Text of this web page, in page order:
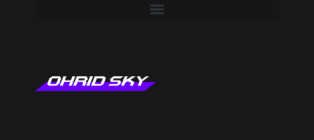
Лајфстајл